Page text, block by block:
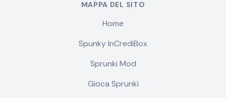
MAPPA DEL SITO
Home
Spunky InCrediBox
Sprunki Mod
Gioca Sprunki